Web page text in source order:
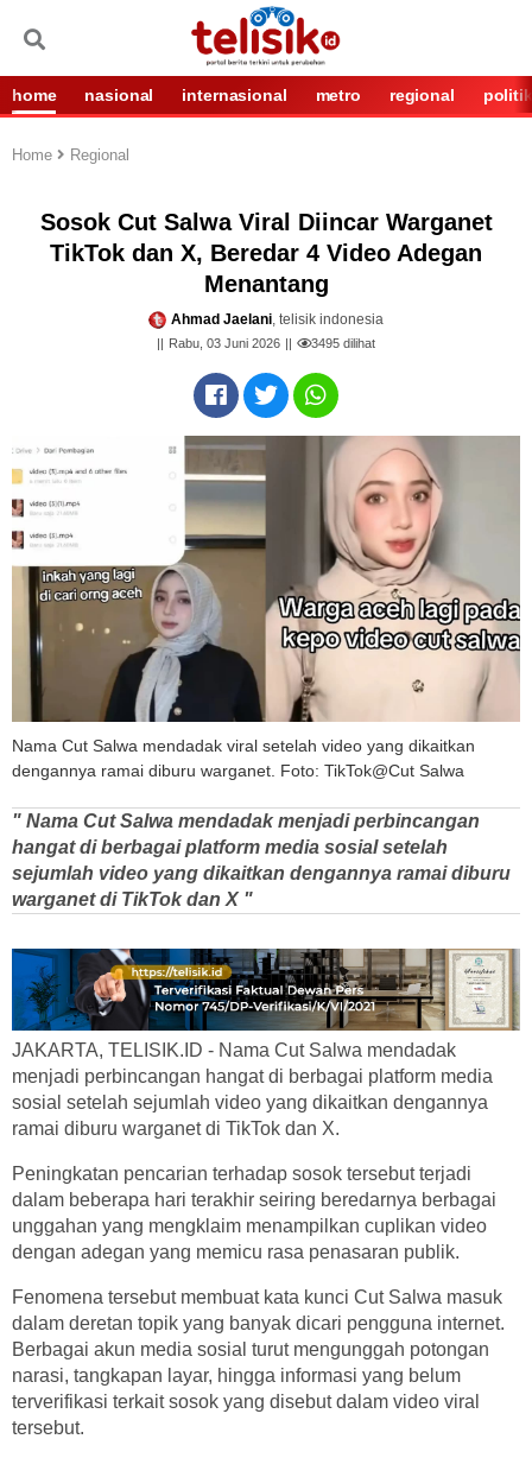
home nasional internasional metro regional politik
Home Regional
Sosok Cut Salwa Viral Diincar Warganet
TikTok dan X, Beredar 4 Video Adegan
Menantang
Ahmad Jaelani, telisik indonesia
Rabu, 03 Juni 2026 3495 dilihat
Nama Cut Salwa mendadak viral setelah video yang dikaitkan
dengannya ramai diburu warganet. Foto: TikTok@Cut Salwa
" Nama Cut Salwa mendadak menjadi perbincangan
hangat di berbagai platform media sosial setelah
sejumlah video yang dikaitkan dengannya ramai diburu
warganet di TikTok dan X "
JAKARTA, TELISIK.ID - Nama Cut Salwa mendadak
menjadi perbincangan hangat di berbagai platform media
sosial setelah sejumlah video yang dikaitkan dengannya
ramai diburu warganet di TikTok dan X.
Peningkatan pencarian terhadap sosok tersebut terjadi
dalam beberapa hari terakhir seiring beredarnya berbagai
unggahan yang mengklaim menampilkan cuplikan video
dengan adegan yang memicu rasa penasaran publik.
Fenomena tersebut membuat kata kunci Cut Salwa masuk
dalam deretan topik yang banyak dicari pengguna internet.
Berbagai akun media sosial turut mengunggah potongan
narasi, tangkapan layar, hingga informasi yang belum
terverifikasi terkait sosok yang disebut dalam video viral
tersebut.